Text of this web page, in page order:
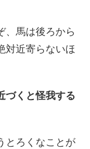
、馬は後ろから
対近寄らないほ
づくと怪我する
とろくなことが